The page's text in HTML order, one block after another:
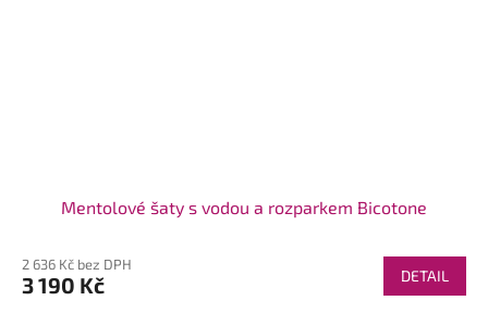
Mentolové šaty s vodou a rozparkem Bicotone
2 636 Kč bez DPH
3 190 Kč DETAIL